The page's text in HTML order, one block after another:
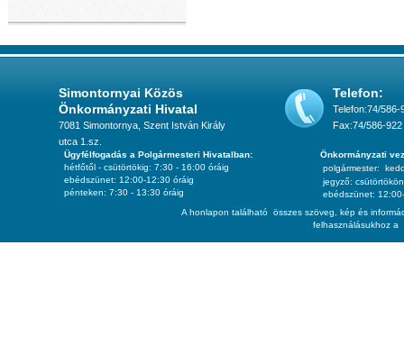
Simontornyai Közös
Önkormányzati Hivatal
7081 Simontornya, Szent István Király
utca 1.sz.
Telefon:
Telefon:74/586-
Fax:74/586-922
A honlapon található összes szöveg, kép és
felhasználásukhoz a
Ügyfélfogadás a Polgármesteri Hivatalban:
hétfőtől - csütörtökig: 7:30 - 16:00 óráig
ebédszünet: 12:00-12:30 óráig
pénteken: 7:30 - 13:30 óráig
Önkormányzati
polgármester:
jegyző: csütörtökön
ebédszünet: